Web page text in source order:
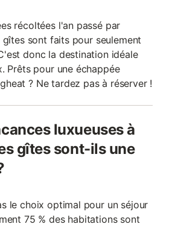
récoltées l'an passé par
gîtes sont faits pour seulement
donc la destination idéale
Prêts pour une échappée
? Ne tardez pas à réserver !
luxueuses à
gîtes sont-ils une
le choix optimal pour un séjour
75 % des habitations sont